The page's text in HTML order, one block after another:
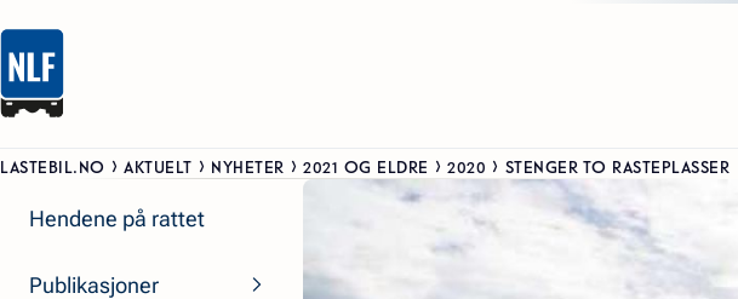
LASTEBIL.NO AKTUELT NYHETER 2021 OG ELDRE 2020 STENGER TO RASTEPLASSER
Hendene på rattet
Publikasjoner